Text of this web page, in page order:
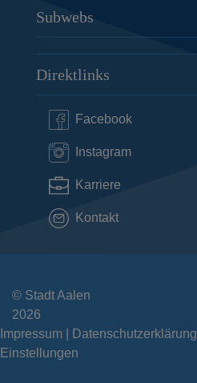
Subwebs
Direktlinks
Facebook
Instagram
Karriere
Kontakt
© Stadt Aalen
2026
Impressum
Datenschutzerklärung
Einstellungen